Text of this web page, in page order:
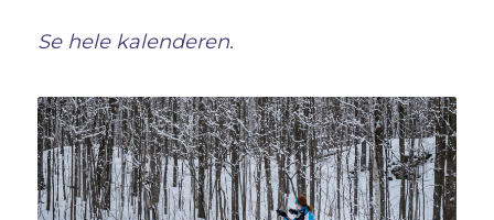
Se hele kalenderen.